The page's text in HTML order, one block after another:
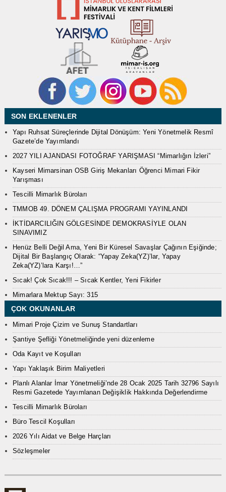
SON EKLENENLER
Yapı Ruhsat Süreçlerinde Dijital Dönüşüm: Yeni Yönetmelik Resmî
Gazete’de Yayımlandı
2027 YILI AJANDASI FOTOĞRAF YARIŞMASI “Mimarlığın İzleri”
Kayseri Mimarsinan OSB Giriş Mekanları Öğrenci Mimari Fikir
Yarışması
Tescilli Mimarlık Büroları
TMMOB 49. DÖNEM ÇALIŞMA PROGRAMI YAYINLANDI
İKTİDARCILIĞIN GÖLGESİNDE DEMOKRASİYLE OLAN
SINAVIMIZ
Henüz Belli Değil Ama, Yeni Bir Küresel Savaşlar Çağının Eşiğinde;
Dijital Bir Başlangıç Olarak: “Yapay Zeka(YZ)’lar, Yapay
Zeka(YZ)’lara Karşı!…”
Sıcak! Çok Sıcak!!! – Sıcak Kentler, Yeni Fikirler
Mimarlara Mektup Sayı: 315
ÇOK OKUNANLAR
Mimari Proje Çizim ve Sunuş Standartları
Şantiye Şefliği Yönetmeliğinde yeni düzenleme
Oda Kayıt ve Koşulları
Yapı Yaklaşık Birim Maliyetleri
Planlı Alanlar İmar Yönetmeliği’nde 28 Ocak 2025 Tarih 32796 Sayılı
Resmi Gazetede Yayımlanan Değişiklik Hakkında Değerlendirme
Tescilli Mimarlık Büroları
Büro Tescil Koşulları
2026 Yılı Aidat ve Belge Harçları
Sözleşmeler